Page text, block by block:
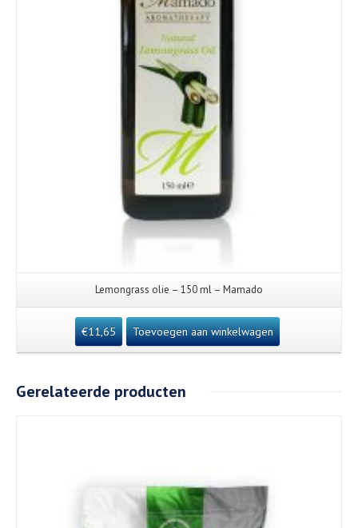
Lemongrass olie – 150 ml – Mamado
€11,65 Toevoegen aan winkelwagen
Gerelateerde producten